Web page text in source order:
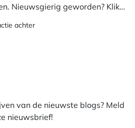
Nieuwsgierig geworden? Klik…
achterop
van de nieuwste blogs? Meld
nieuwsbrief!